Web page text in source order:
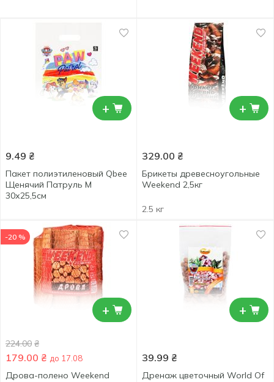
+
9.49 ₴
Пакет полиэтиленовый Qbee
Щенячий Патруль M
30х25,5см
+
329.00 ₴
Брикеты древесноугольные
Weekend 2,5кг
2.5 кг
+
-20 %
224.00 ₴
179.00 ₴ до 17.08
Дрова-полено Weekend
+
39.99 ₴
Дренаж цветочный World Of